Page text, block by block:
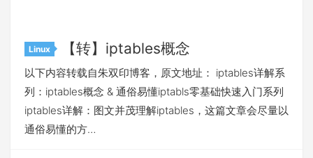
Linux 【转】iptables概念
以下内容转载自朱双印博客，原文地址： iptables详解系
列：iptables概念 & 通俗易懂iptabls零基础快速入门系列
iptables详解：图文并茂理解iptables，这篇文章会尽量以
通俗易懂的方…